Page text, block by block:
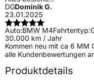
DGDominik G.
23.01.2025
Auto:BMW M4Fahrtentyp:
30.000 km / Jahr
Kommen neu mit ca 6 MM
alle Kundenbewertungen
Produktdetails